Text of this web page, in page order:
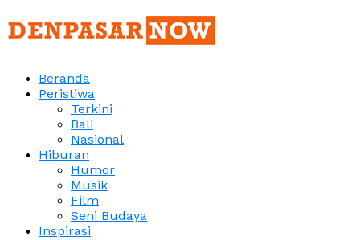
Beranda
Peristiwa
Terkini
Bali
Nasional
Hiburan
Humor
Musik
Film
Seni Budaya
Inspirasi